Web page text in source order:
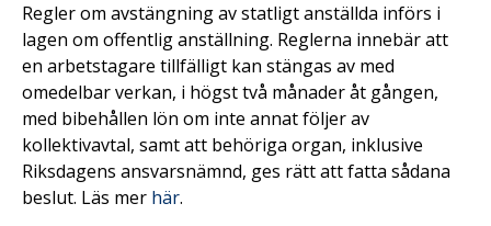
Regler om avstängning av statligt anställda införs i
lagen om offentlig anställning. Reglerna innebär att
en arbetstagare tillfälligt kan stängas av med
omedelbar verkan, i högst två månader åt gången,
med bibehållen lön om inte annat följer av
kollektivavtal, samt att behöriga organ, inklusive
Riksdagens ansvarsnämnd, ges rätt att fatta sådana
beslut. Läs mer här.